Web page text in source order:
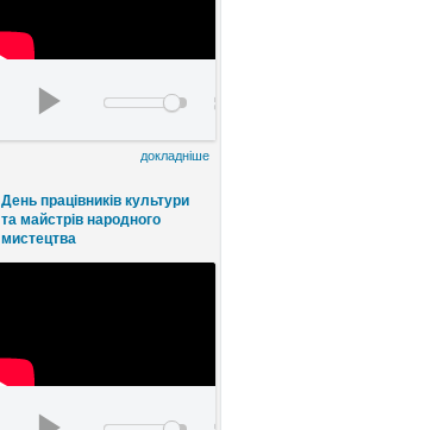
докладніше
День працівників культури
та майстрів народного
мистецтва